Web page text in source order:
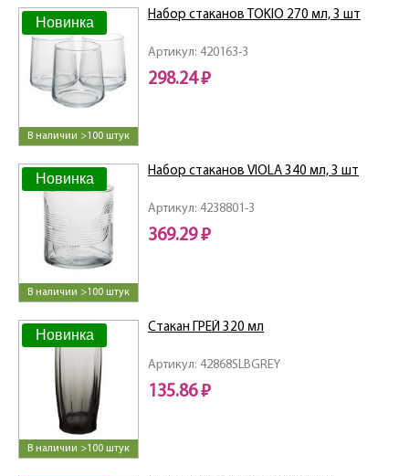
Новинка
В наличии >100 штук
Артикул: 420163-3
Набор стаканов TOKIO 270 мл, 3 шт
298.24 ₽
Новинка
В наличии >100 штук
Артикул: 4238801-3
Набор стаканов VIOLA 340 мл, 3 шт
369.29 ₽
Новинка
В наличии >100 штук
Артикул: 42868SLBGREY
Стакан ГРЕЙ 320 мл
135.86 ₽